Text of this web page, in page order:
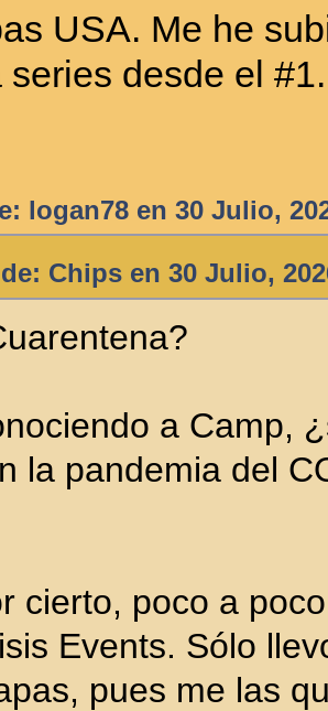
USA. Me he
series desde el
logan78 en 30 Julio,
Chips en 30 Julio,
a Camp,
la pandemia del
cierto, poco a
Events. Sólo
pues me las